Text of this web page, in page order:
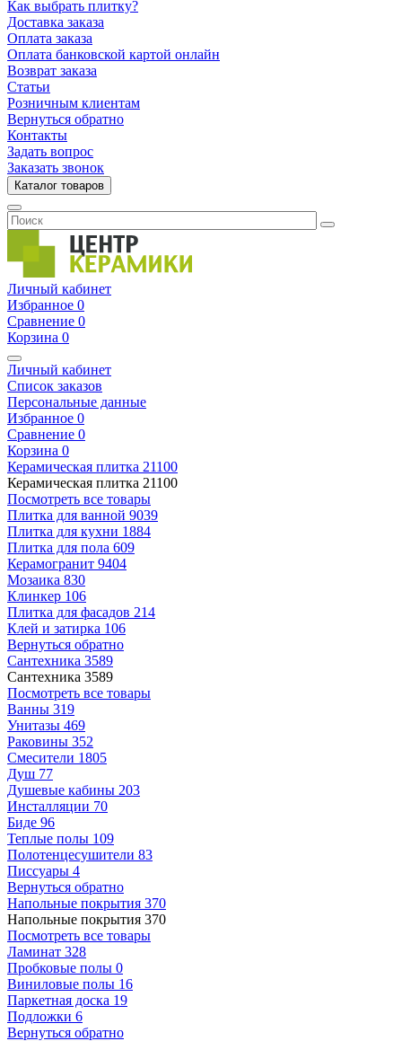
Как выбрать плитку?
Доставка заказа
Оплата заказа
Оплата банковской картой онлайн
Возврат заказа
Статьи
Розничным клиентам
Вернуться обратно
Контакты
Задать вопрос
Заказать звонок
Каталог товаров
Личный кабинет
Избранное 0
Сравнение 0
Корзина 0
Личный кабинет
Список заказов
Персональные данные
Избранное 0
Сравнение 0
Корзина 0
Керамическая плитка 21100
Керамическая плитка 21100
Посмотреть все товары
Плитка для ванной 9039
Плитка для кухни 1884
Плитка для пола 609
Керамогранит 9404
Мозаика 830
Клинкер 106
Плитка для фасадов 214
Клей и затирка 106
Вернуться обратно
Сантехника 3589
Сантехника 3589
Посмотреть все товары
Ванны 319
Унитазы 469
Раковины 352
Смесители 1805
Душ 77
Душевые кабины 203
Инсталляции 70
Биде 96
Теплые полы 109
Полотенцесушители 83
Писсуары 4
Вернуться обратно
Напольные покрытия 370
Напольные покрытия 370
Посмотреть все товары
Ламинат 328
Пробковые полы 0
Виниловые полы 16
Паркетная доска 19
Подложки 6
Вернуться обратно